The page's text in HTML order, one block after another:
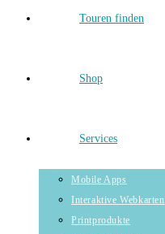
Touren finden
Shop
Services
Mobile Apps
Interaktive Webkarten
Printprodukte